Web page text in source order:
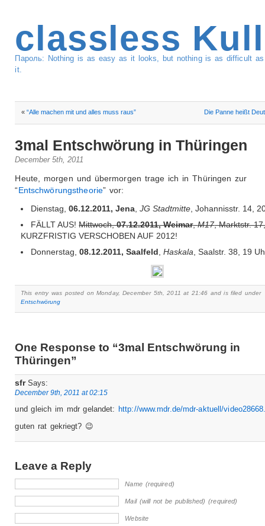
classless
Пароль: Nothing is as easy as it looks, but nothing is as difficult
it.
«“Alle machen mit und alles muss raus” Die Panne heißt
3mal Entschwörung in Thüringen
December 5th, 2011
Heute, morgen und übermorgen trage ich in Thüringen zur
“Entschwörungstheorie” vor:
Dienstag,06.12.2011, Jena ,JG Stadtmitte , Johannisstr. 14,
FÄLLT AUS!Mittwoch,07.12.2011, Weimar,M17, Marktstr.
KURZFRISTIG VERSCHOBEN AUF 2012!
Donnerstag,08.12.2011, Saalfeld ,Haskala , Saalstr. 38, 19
This entry was posted on Monday, December 5th, 2011 at 21:46 and is filed under
Entschwörung
One Response to “3mal Entschwörung in
Thüringen”
sfrSays:
December 9th, 2011 at 02:15
und gleich im mdr gelandet: http://www.mdr.de/mdr-aktuell/
guten rat gekriegt? 😉
Leave a Reply
Name (required)
Mail (will not be published) (required)
Website